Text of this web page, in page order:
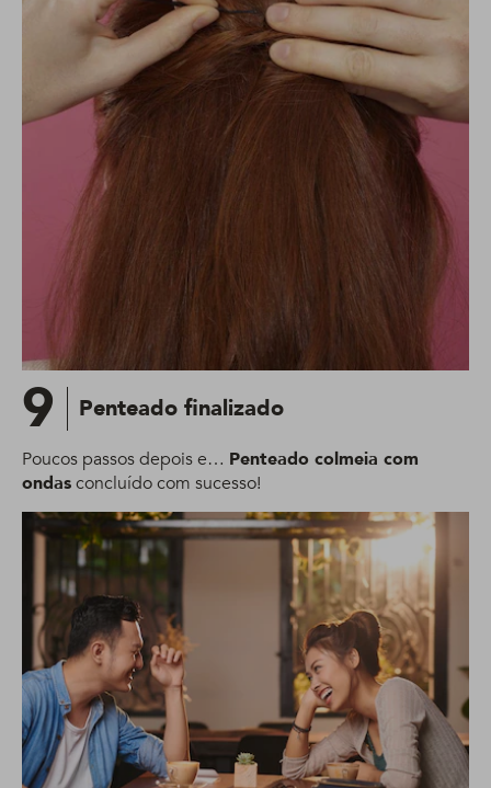
9 Penteado finalizado
Poucos passos depois e… Penteado colmeia com
ondasconcluído com sucesso!